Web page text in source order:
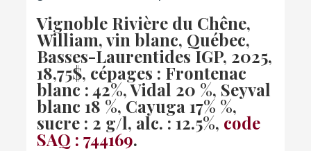
Vignoble Rivière du Chêne,
William, vin blanc, Québec,
Basses-Laurentides IGP, 2025,
18,75$, cépages : Frontenac
blanc : 42%,Vidal 20 %, Seyval
blanc 18 %, Cayuga 17% %,
sucre : 2 g/l, alc. : 12.5%, code
SAQ : 744169.